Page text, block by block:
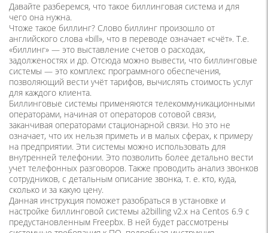
Давайте разберемся, что такое биллинговая система и для
чего она нужна.
Чтоже такое биллинг? Слово биллинг произошло от
английского слова «bill», что в переводе означает «счёт». Т.е.
«биллинг» — это выставление счетов о расходах,
задолженостях и др. Отсюда можно вывести, что биллинговые
системы — это комплекс программного обеспечения,
позволяющий вести учёт тарифов, вычислять стоимость услуг
для каждого клиента.
Биллинговые системы применяются телекоммуникационными
операторами, начиная от операторов сотовой связи,
заканчивая операторами стационарной связи. Но это не
означает, что их нельзя приметь и в малых сферах, к примеру
на предприятии. Эти системы можно использовать для
внутренней телефонии. Это позволить более детально вести
учет телефонных разговоров. Также проводить анализ звонков
сотрудников, с детальным описание звонка, т. е. кто, куда,
сколько и за какую цену.
Данная инструкция поможет разобраться в установке и
настройке биллинговой системы a2billing v2.x на Centos 6.9 с
предустановленным Freepbx. В ней будет рассмотрены